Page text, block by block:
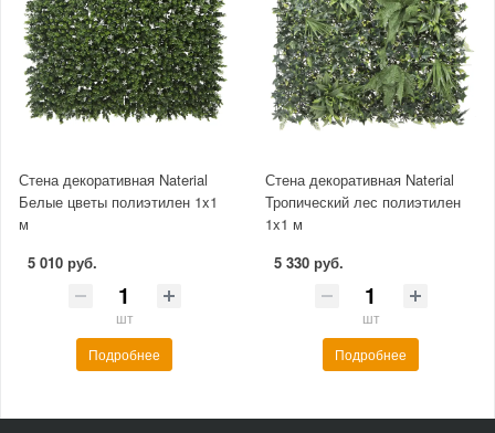
Стена декоративная Naterial
Белые цветы полиэтилен 1x1
м
5 010 руб.
шт
Подробнее
Стена декоративная Naterial
Тропический лес полиэтилен
1x1 м
5 330 руб.
шт
Подробнее